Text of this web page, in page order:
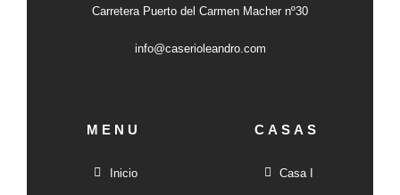
Carretera Puerto del Carmen Macher nº30
info@caserioleandro.com
MENU
Inicio
CASAS
Casa I